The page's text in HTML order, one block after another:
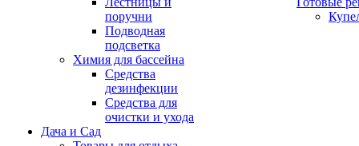
поручни
Подводная
подсветка
Химия для бассейна
Средства
дезинфекции
Средства для
очистки и ухода
Дача и Сад